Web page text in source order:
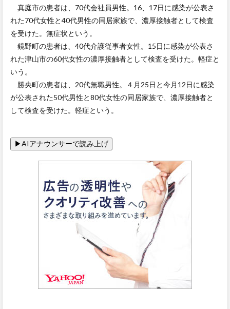
真庭市の患者は、70代会社員男性。16、17日に感染が公表さ
れた70代女性と40代男性の同居家族で、濃厚接触者として検査
を受けた。無症状という。
鏡野町の患者は、40代介護従事者女性。15日に感染が公表さ
れた津山市の60代女性の濃厚接触者として検査を受けた。軽症と
いう。
勝央町の患者は、20代無職男性。４月25日と今月12日に感染
が公表された50代男性と80代女性の同居家族で、濃厚接触者と
して検査を受けた。軽症という。